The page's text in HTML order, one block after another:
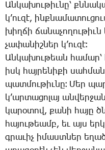
Ան­կա­խու­թիւ­նը՝
կ­’ու­զէ,
խիղ­ճի
չա­փա­նիշ­ներ կ­’ու­զէ։
Ան­կա­խու­թեան հա­մար՝
իսկ հայ­րե­նի­քի
պատ­մու­թիւ­նը։ ­Մեր
կ­’ար­տա­ցո­լայ
կա­րօ­տով, քա­նի հա­յը
հա­յու­թեամբ, եւ այս
գրա­ւիչ ի­մաստ­ներ